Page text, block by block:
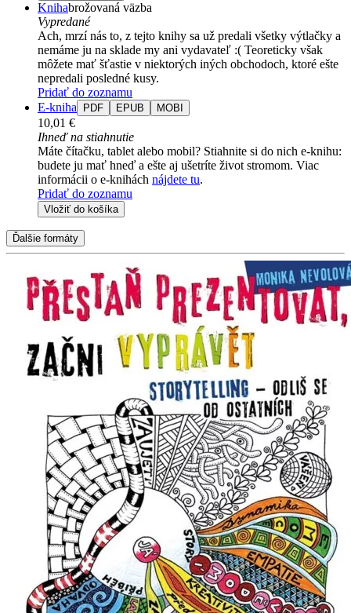
Knihabrožovaná väzba
Vypredané
Ach, mrzí nás to, z tejto knihy sa už predali všetky výtlačky a
nemáme ju na sklade my ani vydavateľ :( Teoreticky však
môžete mať šťastie v niektorých iných obchodoch, ktoré ešte
nepredali posledné kusy.
Pridať do zoznamu
E-kniha
PDF EPUB MOBI
10,01 €
Ihneď na stiahnutie
Máte čítačku, tablet alebo mobil? Stiahnite si do nich e-knihu:
budete ju mať hneď a ešte aj ušetríte život stromom. Viac
informácii o e-knihách nájdete tu.
Pridať do zoznamu
Vložiť do košíka
Ďalšie formáty